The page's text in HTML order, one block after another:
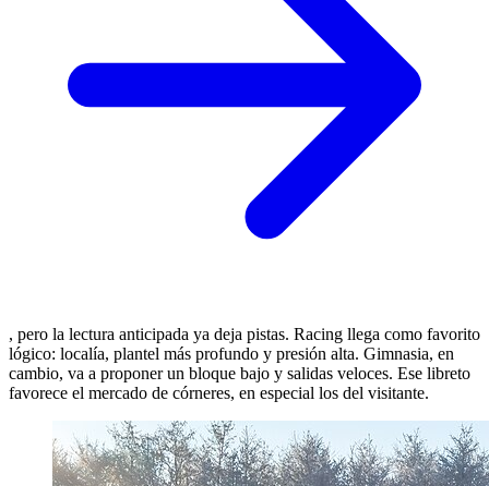
, pero la lectura anticipada ya deja pistas. Racing llega como favorito
lógico: localía, plantel más profundo y presión alta. Gimnasia, en
cambio, va a proponer un bloque bajo y salidas veloces. Ese libreto
favorece el mercado de córneres, en especial los del visitante.